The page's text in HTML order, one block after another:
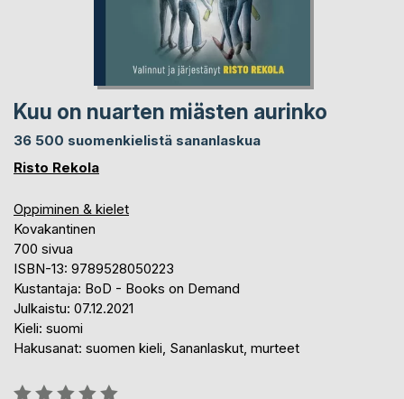
Kuu on nuarten miästen aurinko
36 500 suomenkielistä sananlaskua
Risto Rekola
Oppiminen & kielet
Kovakantinen
700 sivua
ISBN-13: 9789528050223
Kustantaja: BoD - Books on Demand
Julkaistu: 07.12.2021
Kieli: suomi
Hakusanat: suomen kieli, Sananlaskut, murteet
Arvostelu::